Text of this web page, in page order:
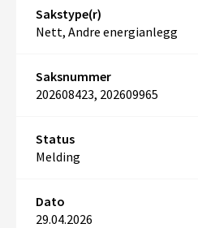
Sakstype(r)
Nett, Andre energianlegg
Saksnummer
202608423, 202609965
Status
Melding
Dato
29.04.2026